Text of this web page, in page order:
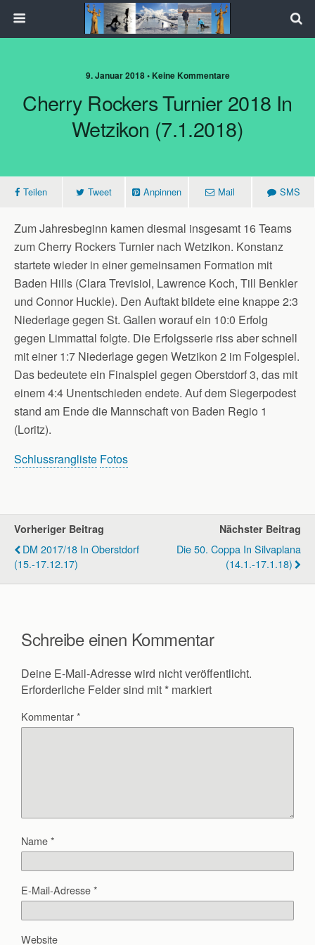
9. Januar 2018 • Keine Kommentare
Cherry Rockers Turnier 2018 In
Wetzikon (7.1.2018)
Teilen Tweet Anpinnen Mail SMS
Zum Jahresbeginn kamen diesmal insgesamt 16 Teams
zum Cherry Rockers Turnier nach Wetzikon. Konstanz
startete wieder in einer gemeinsamen Formation mit
Baden Hills (Clara Trevisiol, Lawrence Koch, Till Benkler
und Connor Huckle). Den Auftakt bildete eine knappe 2:3
Niederlage gegen St. Gallen worauf ein 10:0 Erfolg
gegen Limmattal folgte. Die Erfolgsserie riss aber schnell
mit einer 1:7 Niederlage gegen Wetzikon 2 im Folgespiel.
Das bedeutete ein Finalspiel gegen Oberstdorf 3, das mit
einem 4:4 Unentschieden endete. Auf dem Siegerpodest
stand am Ende die Mannschaft von Baden Regio 1
(Loritz).
Schlussrangliste Fotos
Vorheriger Beitrag
DM 2017/18 In Oberstdorf
(15.-17.12.17)
Nächster Beitrag
Die 50. Coppa In Silvaplana
(14.1.-17.1.18)
Schreibe einen Kommentar
Deine E-Mail-Adresse wird nicht veröffentlicht.
Erforderliche Felder sind mit * markiert
Kommentar*
Name*
E-Mail-Adresse*
Website